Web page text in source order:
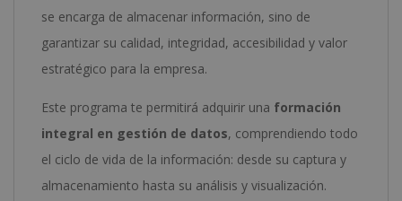
se encarga de almacenar información, sino de
garantizar su calidad, integridad, accesibilidad y valor
estratégico para la empresa.
Este programa te permitirá adquirir una formación
integral en gestión de datos, comprendiendo todo
el ciclo de vida de la información: desde su captura y
almacenamiento hasta su análisis y visualización.